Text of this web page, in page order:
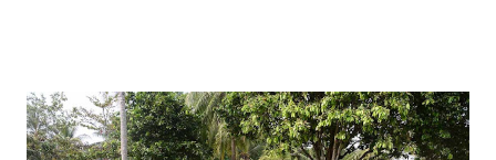
kegiatan makan malam sekaligus membawakan suatu acara
menjadi pilihan terbaik bagi suatu konferensi maupun kelompok